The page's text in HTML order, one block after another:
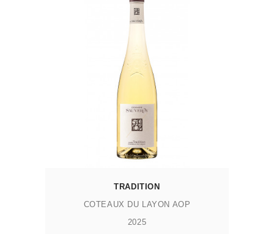
TRADITION
COTEAUX DU LAYON AOP
2025